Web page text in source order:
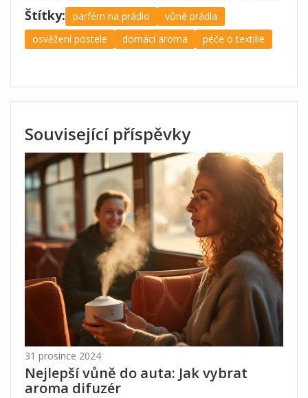
Štítky: parfém na prádlo
vůně prádla
osvěžení postele
domácí aroma péče o textilie
Související příspěvky
31 prosince 2024
Nejlepší vůně do auta: Jak vybrat
aroma difuzér